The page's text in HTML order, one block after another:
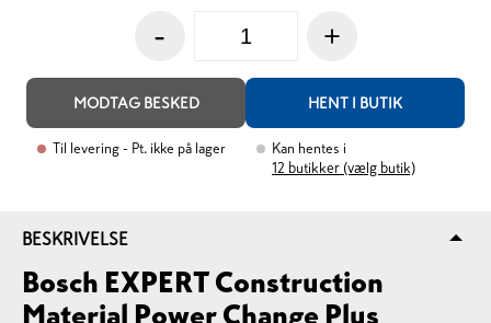
- +
MODTAG BESKED HENT I BUTIK
Til levering - Pt. ikke på lager
Kan hentes i
12 butikker (vælg butik)
BESKRIVELSE
Bosch EXPERT Construction
Material Power Change Plus